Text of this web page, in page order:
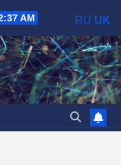
AM RU UK